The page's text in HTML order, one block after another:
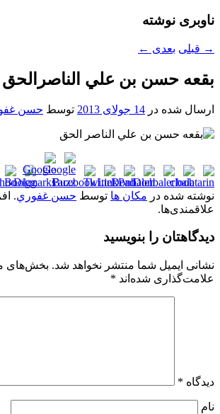
ناوبری نوشته
→ قبلی بعدی ←
بقعه حسن بن علي الناصرالحق
ارسال شده در 14 جولای 2013 توسط حسن
نوشته شده در مکان ها توسط حسن غفوري.
علاقمندی‌ها.
دیدگاهتان را بنویسید
نشانی ایمیل شما منتشر نخواهد شد. بخش‌های
علامت‌گذاری شده‌اند *
دیدگاه *
نام